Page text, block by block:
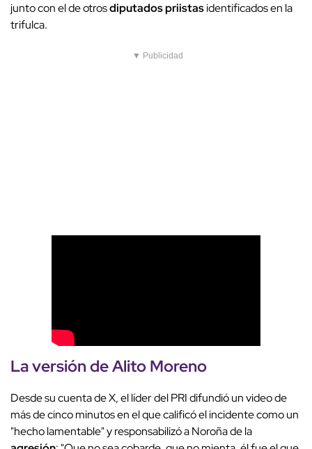
junto con el de otrosdiputados priistasidentificados en la
trifulca.
▼ Publicidad
La versión deAlito Moreno
Desde su cuenta de X, el líder del PRI difundió un video de
más de cinco minutos en el que calificó el incidente como un
"hecho lamentable" y responsabilizó a Noroña de la